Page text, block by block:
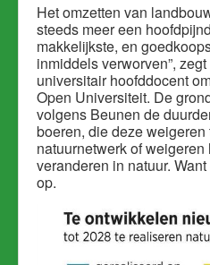
Het omzetten van
steeds meer een
makkelijkste, en
inmiddels verworven”,
universitair hoofddocent
Open Universiteit. De
volgens Beunen de
boeren, die deze
natuurnetwerk of
veranderen in natuur.
op.